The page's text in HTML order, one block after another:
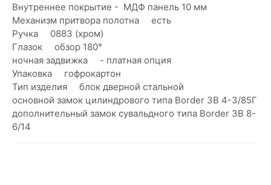
Внутреннее покрытие - МДФ панель 10 мм
Механизм притвора полотна есть
Ручка 0883 (хром)
Глазок обзор 180°
ночная задвижка - платная опция
Упаковка гофрокартон
Тип изделия блок дверной стальной
основной замок цилиндрового типа Border ЗВ 4-3/85Г
дополнительный замок сувальдного типа Border ЗВ 8-
6/14